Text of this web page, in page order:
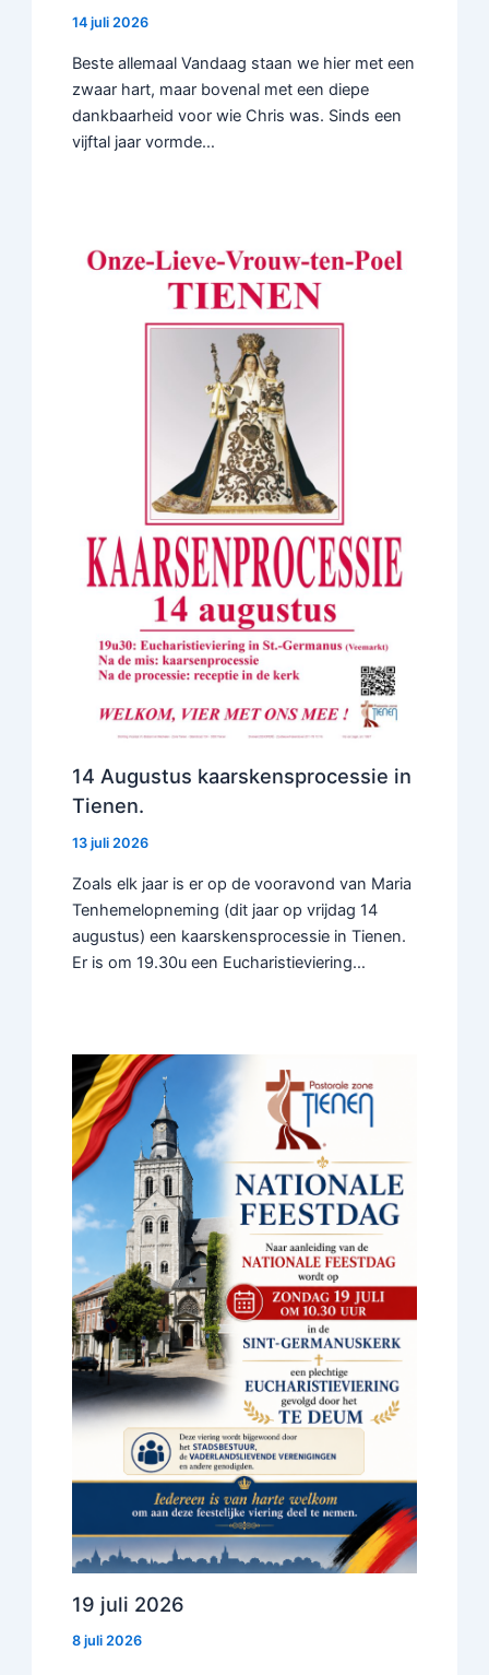
14 juli 2026
Beste allemaal Vandaag staan we hier met een
zwaar hart, maar bovenal met een diepe
dankbaarheid voor wie Chris was. Sinds een
vijftal jaar vormde…
14 Augustus kaarskensprocessie in
Tienen.
13 juli 2026
Zoals elk jaar is er op de vooravond van Maria
Tenhemelopneming (dit jaar op vrijdag 14
augustus) een kaarskensprocessie in Tienen.
Er is om 19.30u een Eucharistieviering…
19 juli 2026
8 juli 2026